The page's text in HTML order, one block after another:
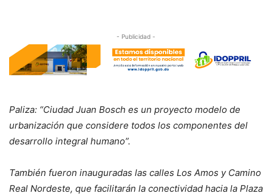
- Publicidad -
Paliza: “Ciudad Juan Bosch es un proyecto modelo de
urbanización que considere todos los componentes del
desarrollo integral humano”.
También fueron inauguradas las calles Los Amos y Camino
Real Nordeste, que facilitarán la conectividad hacia la Plaza